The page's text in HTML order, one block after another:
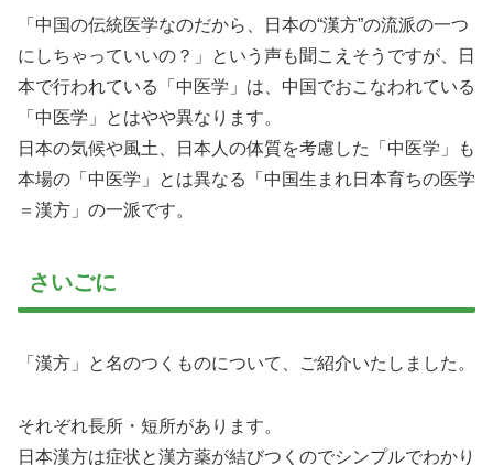
「中国の伝統医学なのだから、日本の“漢方”の流派の一つ
にしちゃっていいの？」という声も聞こえそうですが、日
本で行われている「中医学」は、中国でおこなわれている
「中医学」とはやや異なります。
日本の気候や風土、日本人の体質を考慮した「中医学」も
本場の「中医学」とは異なる「中国生まれ日本育ちの医学
＝漢方」の一派です。
さいごに
「漢方」と名のつくものについて、ご紹介いたしました。
それぞれ長所・短所があります。
日本漢方は症状と漢方薬が結びつくのでシンプルでわかり